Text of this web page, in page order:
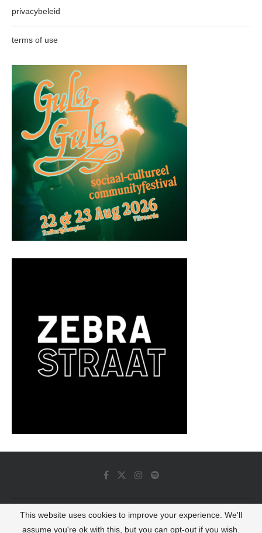
privacybeleid
terms of use
© 2022 - Luminous Dash All Rights Reserved
This website uses cookies to improve your experience. We'll
assume you're ok with this, but you can opt-out if you wish.